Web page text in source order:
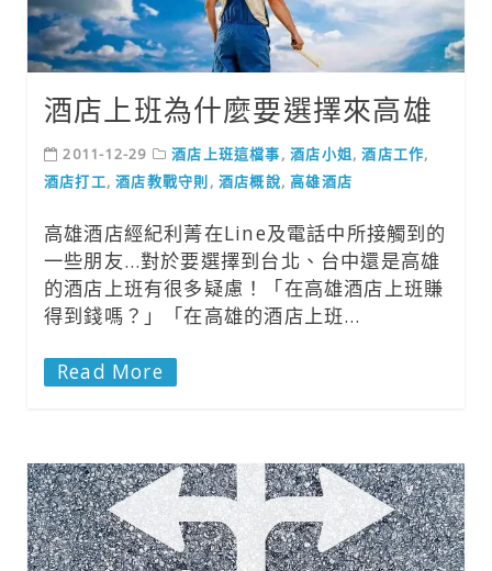
酒店上班為什麼要選擇來高雄
2011-12-29 酒店上班這檔事,酒店小姐,酒店工作,
酒店打工,酒店教戰守則, 酒店概說,高雄酒店
高雄酒店經紀利菁在Line及電話中所接觸到的
一些朋友…對於要選擇到台北、台中還是高雄
的酒店上班有很多疑慮！「在高雄酒店上班賺
得到錢嗎？」「在高雄的酒店上班…
Read More